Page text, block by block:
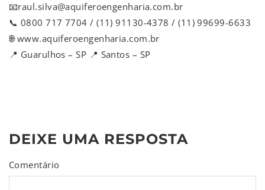
📧raul.silva@aquiferoengenharia.com.br
📞 0800 717 7704 / (11) 91130-4378 / (11) 99699-6633
🌐 www.aquiferoengenharia.com.br
📍 Guarulhos – SP 📍 Santos – SP
DEIXE UMA RESPOSTA
Comentário